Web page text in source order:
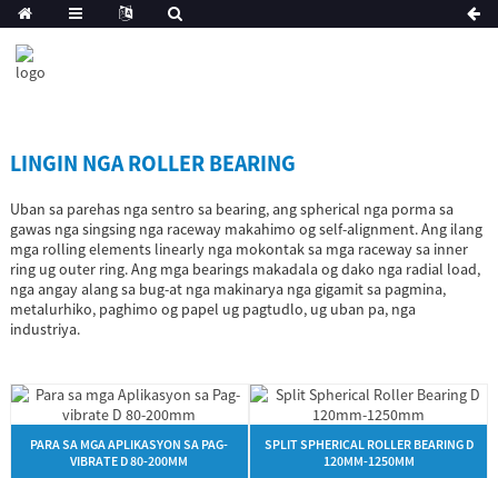
LINGIN NGA ROLLER BEARING
Uban sa parehas nga sentro sa bearing, ang spherical nga porma sa
gawas nga singsing nga raceway makahimo og self-alignment. Ang ilang
mga rolling elements linearly nga mokontak sa mga raceway sa inner
ring ug outer ring. Ang mga bearings makadala og dako nga radial load,
nga angay alang sa bug-at nga makinarya nga gigamit sa pagmina,
metalurhiko, paghimo og papel ug pagtudlo, ug uban pa, nga
industriya.
PARA SA MGA APLIKASYON SA PAG-
VIBRATE D 80-200MM
SPLIT SPHERICAL ROLLER BEARING D
120MM-1250MM